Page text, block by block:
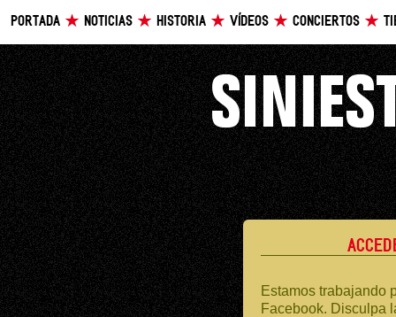
PORTADA NOTICIAS HISTORIA VÍDEOS CONCIERTOS
Estamos trabajando
Facebook. Disculpa